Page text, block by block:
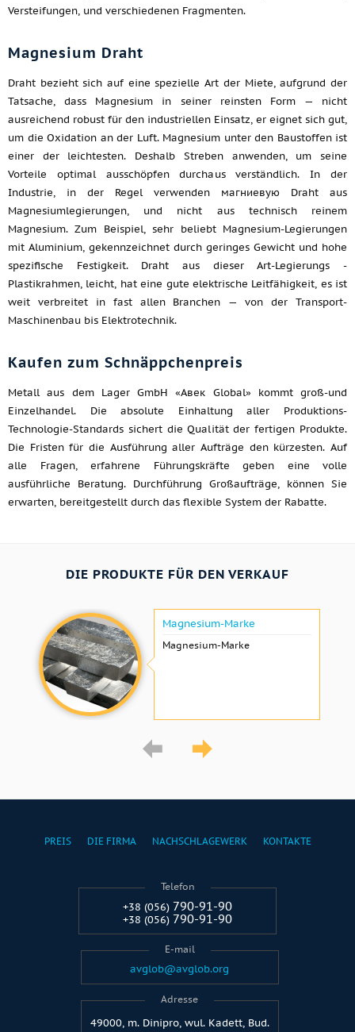
Versteifungen, und verschiedenen Fragmenten.
Magnesium Draht
Draht bezieht sich auf eine spezielle Art der Miete, aufgrund der
Tatsache, dass Magnesium in seiner reinsten Form — nicht
ausreichend robust für den industriellen Einsatz, er eignet sich gut,
um die Oxidation an der Luft. Magnesium unter den Baustoffen ist
einer der leichtesten. Deshalb Streben anwenden, um seine
Vorteile optimal ausschöpfen durchaus verständlich. In der
Industrie, in der Regel verwenden магниевую Draht aus
Magnesiumlegierungen, und nicht aus technisch reinem
Magnesium. Zum Beispiel, sehr beliebt Magnesium-Legierungen
mit Aluminium, gekennzeichnet durch geringes Gewicht und hohe
spezifische Festigkeit. Draht aus dieser Art-Legierungs -
Plastikrahmen, leicht, hat eine gute elektrische Leitfähigkeit, es ist
weit verbreitet in fast allen Branchen — von der Transport-
Maschinenbau bis Elektrotechnik.
Kaufen zum Schnäppchenpreis
Metall aus dem Lager GmbH «Авек Global» kommt groß-und
Einzelhandel. Die absolute Einhaltung aller Produktions-
Technologie-Standards sichert die Qualität der fertigen Produkte.
Die Fristen für die Ausführung aller Aufträge den kürzesten. Auf
alle Fragen, erfahrene Führungskräfte geben eine volle
ausführliche Beratung. Durchführung Großaufträge, können Sie
erwarten, bereitgestellt durch das flexible System der Rabatte.
DIE PRODUKTE FÜR DEN VERKAUF
Magnesium-Marke
Magnesium-Marke
PREIS DIE FIRMA NACHSCHLAGEWERK KONTAKTE
Telefon
+38 (056) 790-91-90
+38 (056) 790-91-90
E-mail
avglob@avglob.org
Adresse
49000, m. Dinipro, wul. Kadett, Bud.